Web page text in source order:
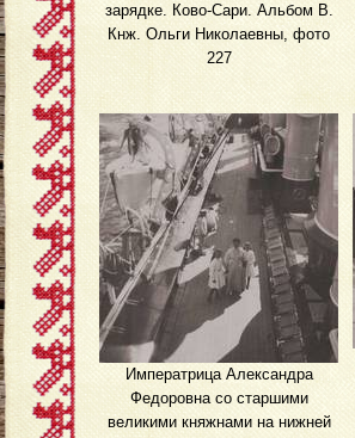
зарядке. Ково-Сари. Альбом В.
Кнж. Ольги Николаевны, фото
227
Императрица Александра
Федоровна со старшими
великими княжнами на нижней